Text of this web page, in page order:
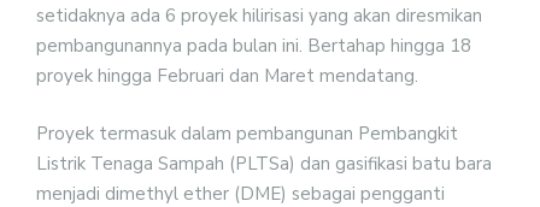
setidaknya ada 6 proyek hilirisasi yang akan diresmikan
pembangunannya pada bulan ini. Bertahap hingga 18
proyek hingga Februari dan Maret mendatang.
Proyek termasuk dalam pembangunan Pembangkit
Listrik Tenaga Sampah (PLTSa) dan gasifikasi batu bara
menjadi dimethyl ether (DME) sebagai pengganti